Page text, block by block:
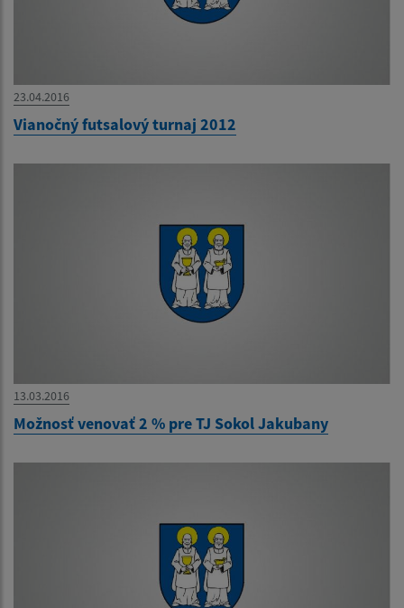
23.04.2016
Vianočný futsalový turnaj 2012
13.03.2016
Možnosť venovať 2 % pre TJ Sokol Jakubany